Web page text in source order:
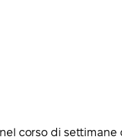
corso di settimane